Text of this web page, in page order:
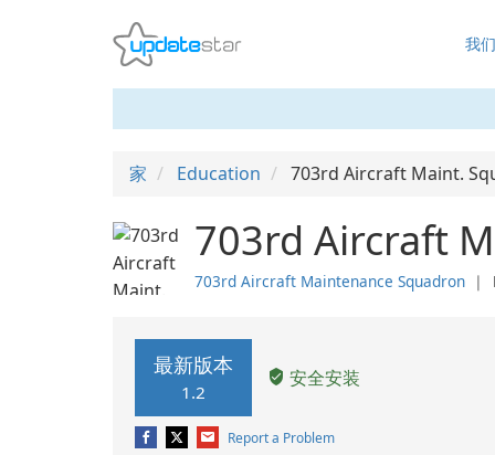
我
家 Education 703rd Aircraft Maint.
703rd Aircraft
703rd Aircraft Maintenance Squadron ❘
最新版本
1.2
安全安装
Report a Problem